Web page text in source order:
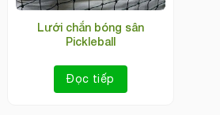
Lưới chắn bóng sân
Pickleball
Đọc tiếp